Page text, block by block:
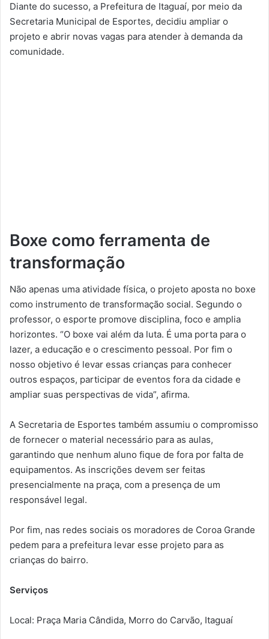
Diante do sucesso, a Prefeitura de Itaguaí, por meio da
Secretaria Municipal de Esportes, decidiu ampliar o
projeto e abrir novas vagas para atender à demanda da
comunidade.
Boxe como ferramenta de
transformação
Não apenas uma atividade física, o projeto aposta no boxe
como instrumento de transformação social. Segundo o
professor, o esporte promove disciplina, foco e amplia
horizontes. “O boxe vai além da luta. É uma porta para o
lazer, a educação e o crescimento pessoal. Por fim o
nosso objetivo é levar essas crianças para conhecer
outros espaços, participar de eventos fora da cidade e
ampliar suas perspectivas de vida”, afirma.
A Secretaria de Esportes também assumiu o compromisso
de fornecer o material necessário para as aulas,
garantindo que nenhum aluno fique de fora por falta de
equipamentos. As inscrições devem ser feitas
presencialmente na praça, com a presença de um
responsável legal.
Por fim, nas redes sociais os moradores de Coroa Grande
pedem para a prefeitura levar esse projeto para as
crianças do bairro.
Serviços
Local: Praça Maria Cândida, Morro do Carvão, Itaguaí